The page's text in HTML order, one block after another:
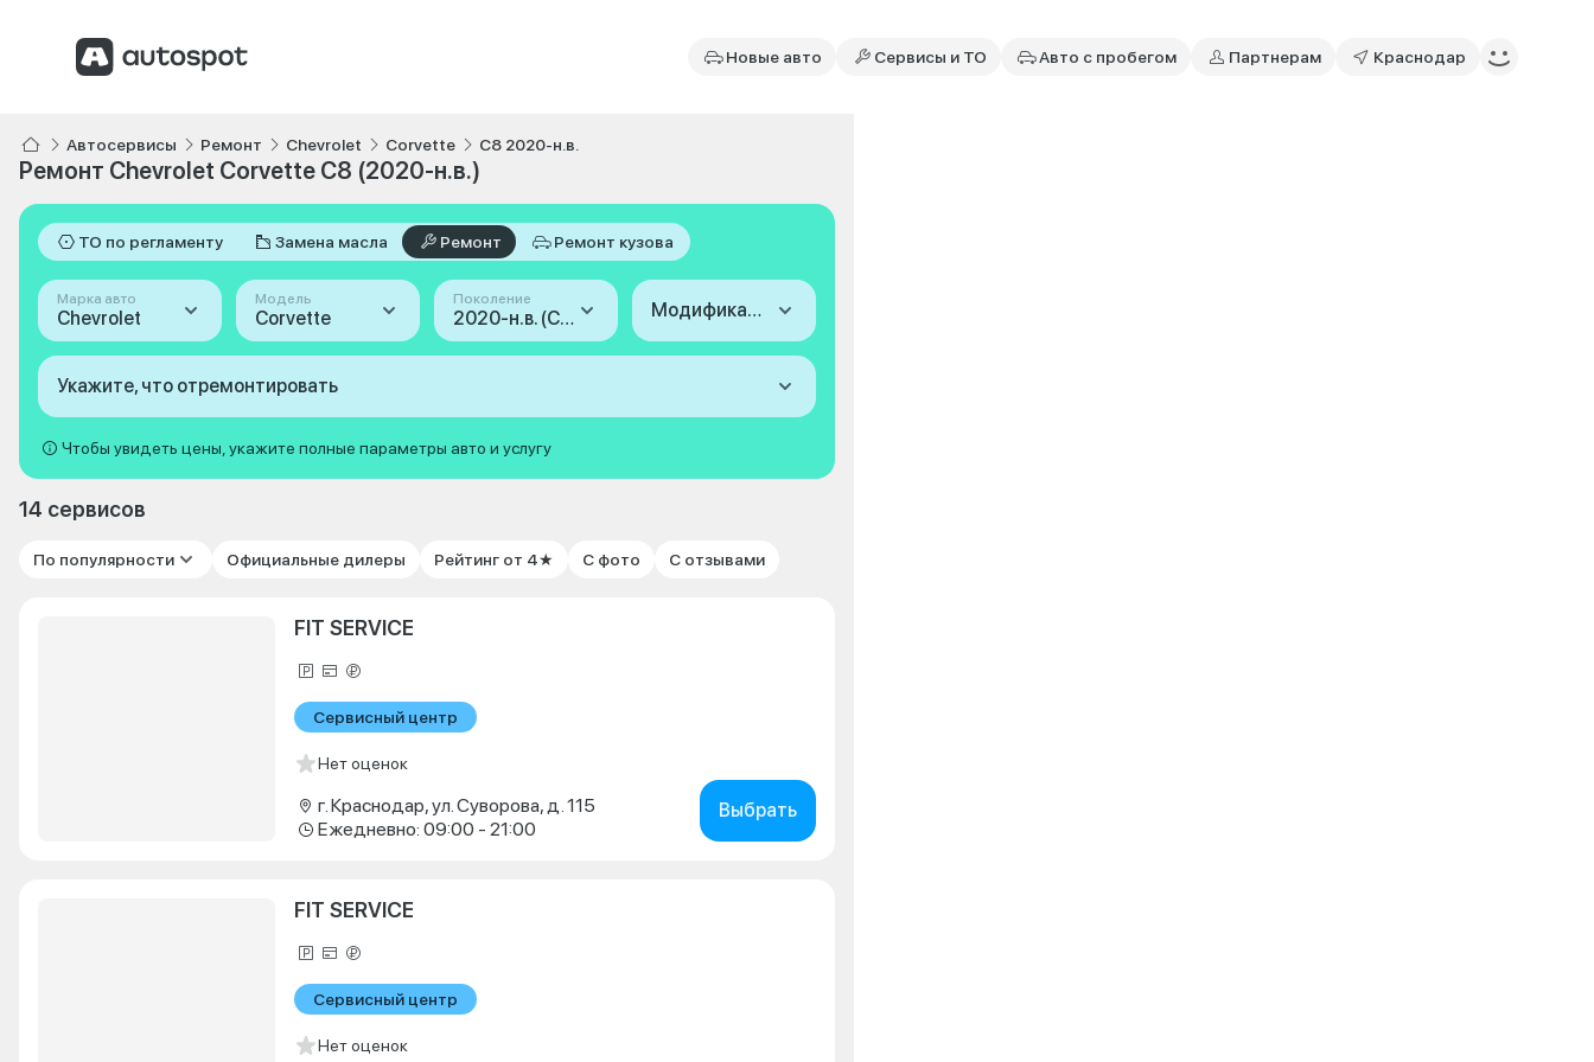
Новые авто Сервисы и ТО Авто с пробегом Партнерам Краснодар
Автосервисы Ремонт Chevrolet Corvette C8 2020-н.в.
Ремонт Chevrolet Corvette C8 (2020-н.в.)
ТО по регламенту Замена масла Ремонт Ремонт кузова
Марка авто
Chevrolet
Модель
Corvette
Поколение
2020-н.в. (C8) Модификация
Укажите, что отремонтировать
Чтобы увидеть цены, укажите полные параметры авто и услугу
14 сервисов
По популярности Официальные дилеры Рейтинг от 4★ С фото С отзывами
FIT SERVICE
Сервисный центр
Нет оценок
г. Краснодар, ул. Суворова, д. 115
Ежедневно: 09:00 - 21:00
Выбрать
FIT SERVICE
Сервисный центр
Нет оценок